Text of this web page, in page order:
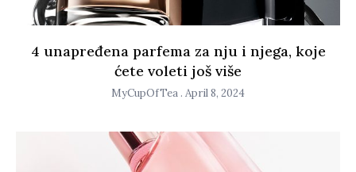
4 unapređena parfema za nju i njega, koje
ćete voleti još više
MyCupOfTea April 8, 2024